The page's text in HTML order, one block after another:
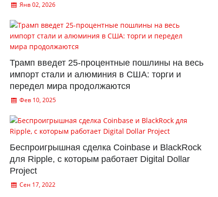
Янв 02, 2026
Трамп введет 25-процентные пошлины на весь
импорт стали и алюминия в США: торги и
передел мира продолжаются
Фев 10, 2025
Беспроигрышная сделка Coinbase и BlackRock
для Ripple, с которым работает Digital Dollar
Project
Сен 17, 2022